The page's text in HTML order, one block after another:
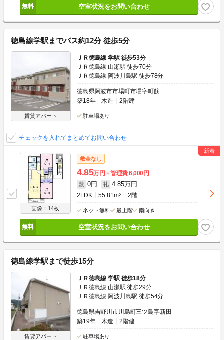
空室状況をお問い合わせ
徳島線学駅までバス約12分 徒歩5分
賃貸アパート
ＪＲ徳島線 学駅 徒歩53分
ＪＲ徳島線 山瀬駅 徒歩70分
ＪＲ徳島線 阿波川島駅 徒歩78分
徳島県阿波市市場町市場字町筋
築18年
木造 2階建
駐車場あり
チェックを入れてまとめてお問い合わせ
画像：14枚
敷金なし
4.85万円 管理費6,000円
敷 0円 礼 4.85万円
2LDK 55.81m2 2階
ネット無料 最上階 南向き
空室状況をお問い合わせ
徳島線学駅まで徒歩15分
賃貸アパート
ＪＲ徳島線 学駅 徒歩18分
ＪＲ徳島線 山瀬駅 徒歩29分
ＪＲ徳島線 阿波川島駅 徒歩54分
徳島県吉野川市川島町三ツ島字新田
築19年
木造 2階建
駐車場あり